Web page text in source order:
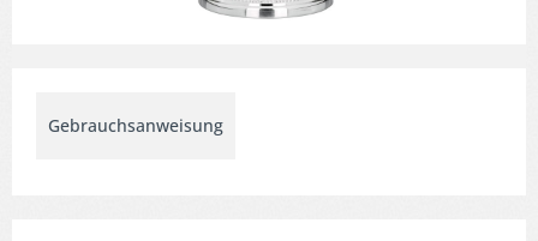
Gebrauchsanweisung